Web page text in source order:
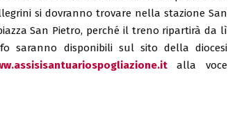
si dovranno trovare nella stazione San
San Pietro, perché il treno ripartirà da lì
saranno disponibili sul sito della diocesi
alla voce